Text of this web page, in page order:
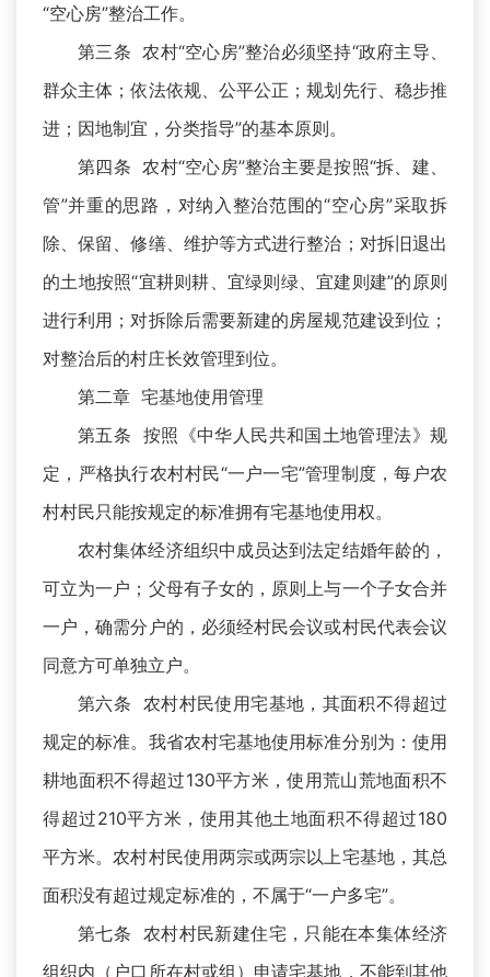
“空心房”整治工作。
第三条 农村“空心房”整治必须坚持“政府主导、
群众主体；依法依规、公平公正；规划先行、稳步推
进；因地制宜，分类指导”的基本原则。
第四条 农村“空心房”整治主要是按照“拆、建、
管”并重的思路，对纳入整治范围的“空心房”采取拆
除、保留、修缮、维护等方式进行整治；对拆旧退出
的土地按照“宜耕则耕、宜绿则绿、宜建则建”的原则
进行利用；对拆除后需要新建的房屋规范建设到位；
对整治后的村庄长效管理到位。
第二章 宅基地使用管理
第五条 按照《中华人民共和国土地管理法》规
定，严格执行农村村民“一户一宅”管理制度，每户农
村村民只能按规定的标准拥有宅基地使用权。
农村集体经济组织中成员达到法定结婚年龄的，
可立为一户；父母有子女的，原则上与一个子女合并
一户，确需分户的，必须经村民会议或村民代表会议
同意方可单独立户。
第六条 农村村民使用宅基地，其面积不得超过
规定的标准。我省农村宅基地使用标准分别为：使用
耕地面积不得超过130平方米，使用荒山荒地面积不
得超过210平方米，使用其他土地面积不得超过180
平方米。农村村民使用两宗或两宗以上宅基地，其总
面积没有超过规定标准的，不属于“一户多宅”。
第七条 农村村民新建住宅，只能在本集体经济
组织内（户口所在村或组）申请宅基地，不能到其他